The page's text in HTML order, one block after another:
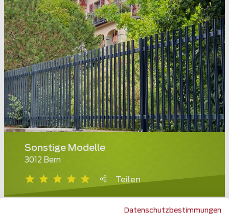
Sonstige Modelle
3012 Bern
Teilen
Datenschutzbestimmungen